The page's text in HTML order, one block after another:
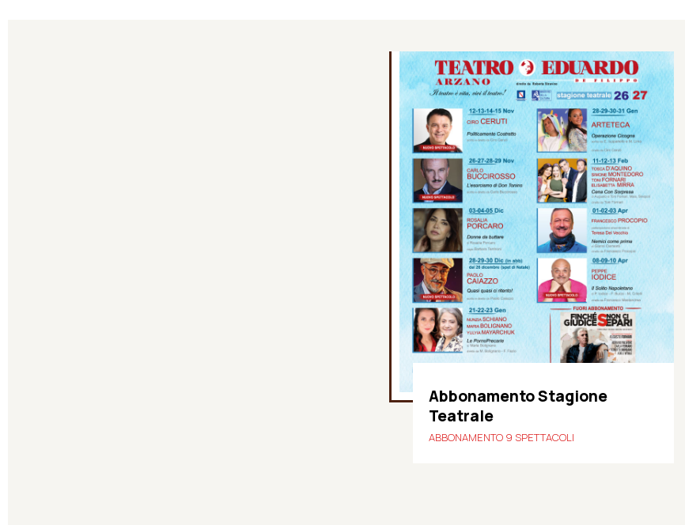
Abbonamento Stagione
Teatrale
ABBONAMENTO 9 SPETTACOLI